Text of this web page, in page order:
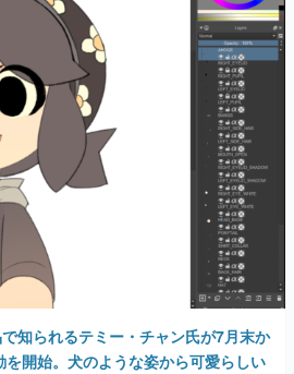
知られるテミー・チャン氏が7月末か
開始。犬のような姿から可愛らしい